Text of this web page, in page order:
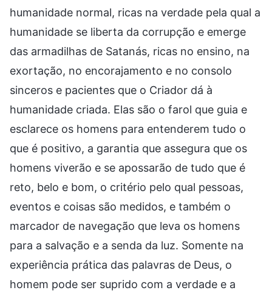
humanidade normal, ricas na verdade pela qual a
humanidade se liberta da corrupção e emerge
das armadilhas de Satanás, ricas no ensino, na
exortação, no encorajamento e no consolo
sinceros e pacientes que o Criador dá à
humanidade criada. Elas são o farol que guia e
esclarece os homens para entenderem tudo o
que é positivo, a garantia que assegura que os
homens viverão e se apossarão de tudo que é
reto, belo e bom, o critério pelo qual pessoas,
eventos e coisas são medidos, e também o
marcador de navegação que leva os homens
para a salvação e a senda da luz. Somente na
experiência prática das palavras de Deus, o
homem pode ser suprido com a verdade e a